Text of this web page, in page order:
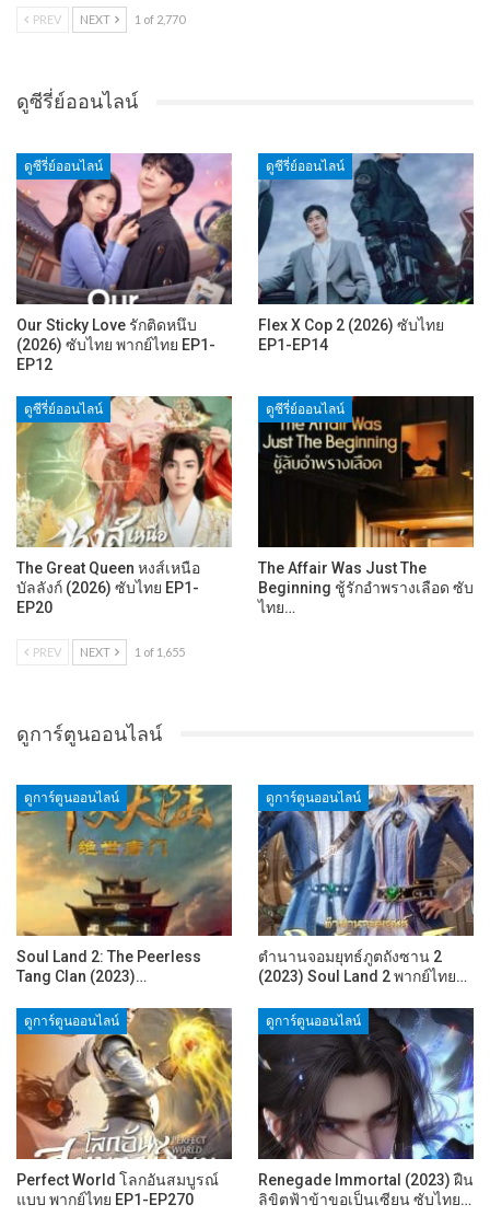
PREV NEXT 1 of 2,770
ดูซีรี่ย์ออนไลน์
ดูซีรี่ย์ออนไลน์
Our Sticky Love รักติดหนึบ
(2026) ซับไทย พากย์ไทย EP1-
EP12
ดูซีรี่ย์ออนไลน์
Flex X Cop 2 (2026) ซับไทย
EP1-EP14
ดูซีรี่ย์ออนไลน์
The Great Queen หงส์เหนือ
บัลลังก์ (2026) ซับไทย EP1-
EP20
ดูซีรี่ย์ออนไลน์
The Affair Was Just The
Beginning ชู้รักอำพรางเลือด ซับ
ไทย…
PREV NEXT 1 of 1,655
ดูการ์ตูนออนไลน์
ดูการ์ตูนออนไลน์
Soul Land 2: The Peerless
Tang Clan (2023)…
ดูการ์ตูนออนไลน์
ตำนานจอมยุทธ์ภูตถังซาน 2
(2023) Soul Land 2 พากย์ไทย…
ดูการ์ตูนออนไลน์
Perfect World โลกอันสมบูรณ์
แบบ พากย์ไทย EP1-EP270
ดูการ์ตูนออนไลน์
Renegade Immortal (2023) ฝืน
ลิขิตฟ้าข้าขอเป็นเซียน ซับไทย…